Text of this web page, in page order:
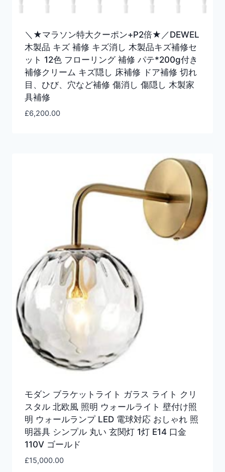
＼★マラソン特大クーポン+P2倍★／DEWEL
木製品 キズ 補修 キズ消し 木製品キズ補修セ
ット 12色 フローリング 補修 パテ*200g付き
補修クリーム キズ隠し 床補修 ドア補修 切れ
目、ひび、穴など補修 傷消し 傷隠し 木製家
具補修
£6,200.00
モダン ブラケットライト ガラス ライト クリ
スタル 北欧風 照明 ウォールライト 壁付け照
明 ウォールランプ LED 電球対応 おしゃれ 照
明器具 シンプル 丸い 玄関灯 1灯 E14 口金
110V ゴールド
£15,000.00